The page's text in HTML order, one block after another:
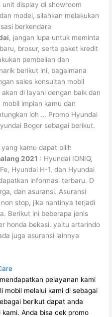
unit display di showroom
model, silahkan melakukan
berkendara
, jangan lupa untuk meminta
brosur, serta paket kredit
pembelian dan
berikut ini, bagaimana
sales konsultan mobil
di layani dengan baik dan
impian kamu dan
loh … Promo Hyundai
Bogor sebagai berikut.
yang kamu dapat pilih
2021 : Hyundai IONIQ,
Hyundai H-1, dan Hyundai
informasi terbaru. D
dan asuransi. Asuransi
stop, jika nantinya terjadi
Berikut ini beberapa jenis
honda bekasi. yaitu artarindo
juga asuransi lainnya
pelayanan kami
mobil melalui kami di sebagai
berikut dapat anda
kami. Anda bisa cek promo